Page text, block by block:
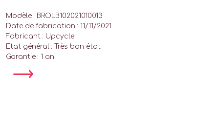
Modèle : BROLB102021010013
Date de fabrication : 11/11/2021
Fabricant : Upcycle
Etat général : Très bon état
Garantie : 1 an